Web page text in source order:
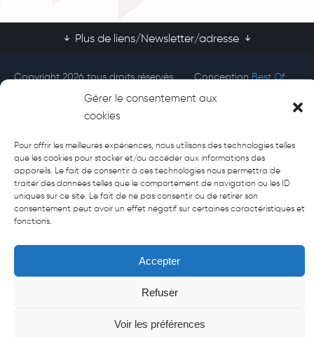
Gérer le consentement aux
cookies
Pour offrir les meilleures expériences, nous utilisons des technologies telles
que les cookies pour stocker et/ou accéder aux informations des
appareils. Le fait de consentir à ces technologies nous permettra de
traiter des données telles que le comportement de navigation ou les ID
uniques sur ce site. Le fait de ne pas consentir ou de retirer son
consentement peut avoir un effet négatif sur certaines caractéristiques et
fonctions.
Accepter
Refuser
Voir les préférences
Plus de liens/Newsletter/adresse
Copyright 2026 tous droits réservés
ConceptionBest Of
Site